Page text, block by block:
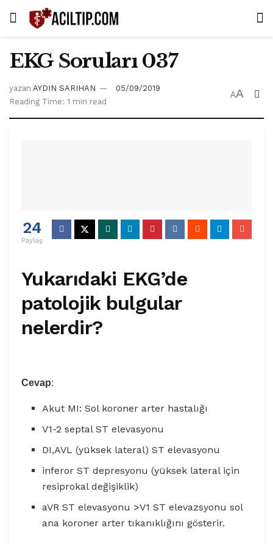
EKG Soruları 037
yazan AYDIN SARIHAN
05/09/2019
Reading Time: 1 min read
AA
24
Paylaş
Yukarıdaki EKG’de
patolojik bulgular
nelerdir?
Cevap:
Akut MI: Sol koroner arter hastalığı
V1-2 septal ST elevasyonu
DI,AVL (yüksek lateral) ST elevasyonu
inferor ST depresyonu (yüksek lateral için
resiprokal değişiklik)
aVR ST elevasyonu >V1 ST elevazsyonu sol
ana koroner arter tıkanıklığını gösterir.